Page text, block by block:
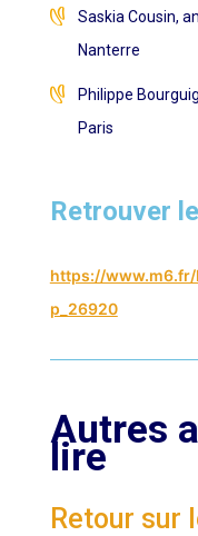
Saskia Cousin,
Nanterre
Philippe
Paris
Retrouver
https://
p_26920
Autres
lire
Retour sur